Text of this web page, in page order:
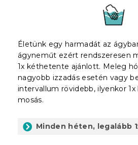
Életünk egy harmadát az
ágyneműt ezért rendszeresen
1x kéthetente ajánlott. Meleg
nagyobb izzadás esetén vagy
intervallum rövidebb, ilyenkor
mosás.
Minden héten, legalább